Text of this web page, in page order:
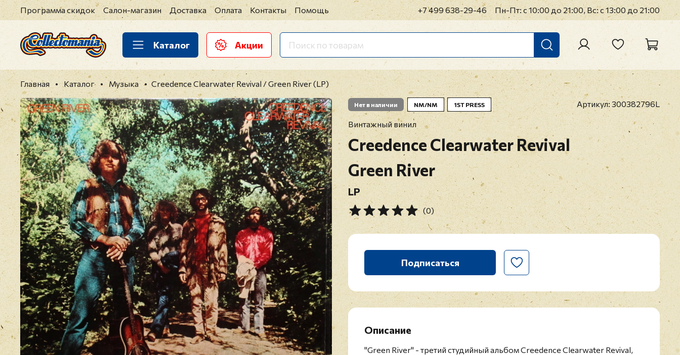
Программа скидок Салон-магазин Доставка Оплата Контакты Помощь +7 499 638-29-46 Пн-Пт: с 10:00 до 21:00, Вс: с 13:00 до 21:00
Каталог Акции
Главная Каталог Музыка Creedence Clearwater Revival / Green River (LP)
Нет в наличии NM/NM 1ST PRESS Артикул: 300382796L
Винтажный винил
Creedence Clearwater Revival
Green River
LP
(0)
Подписаться
Описание
"Green River" - третий студийный альбом Creedence Clearwater Revival,